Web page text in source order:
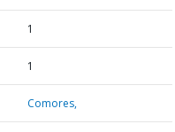
1
1
Comores,